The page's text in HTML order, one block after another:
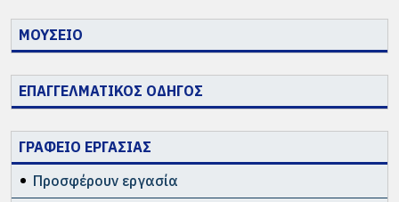
ΜΟΥΣΕΙΟ
ΕΠΑΓΓΕΛΜΑΤΙΚΟΣ ΟΔΗΓΟΣ
ΓΡΑΦΕΙΟ ΕΡΓΑΣΙΑΣ
Προσφέρουν εργασία